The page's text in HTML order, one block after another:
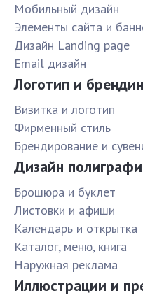
Мобильный дизайн
Элементы сайта и
Дизайн Landing page
Email дизайн
Логотип и
Визитка и логотип
Фирменный стиль
Брендирование и
Дизайн
Брошюра и буклет
Листовки и афиши
Календарь и открытка
Каталог, меню, книга
Наружная реклама
Иллюстрации и